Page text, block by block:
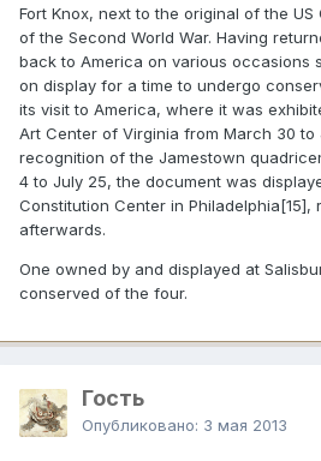
Fort Knox, next to the original of the
of the Second World War. Having
back to America on various occasions
on display for a time to undergo
its visit to America, where it was
Art Center of Virginia from March 30 to
recognition of the Jamestown
4 to July 25, the document was
Constitution Center in Philadelphia[15],
afterwards.
One owned by and displayed at
conserved of the four.
Гость
Опубликовано: 3 мая 2013